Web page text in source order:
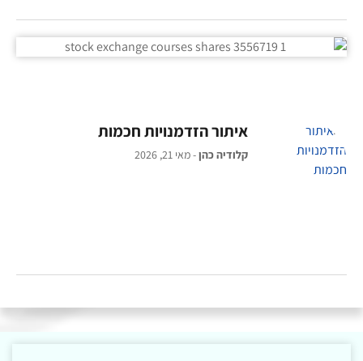
איתור הזדמנויות חכמות
קלודיה כהן מאי 21, 2026